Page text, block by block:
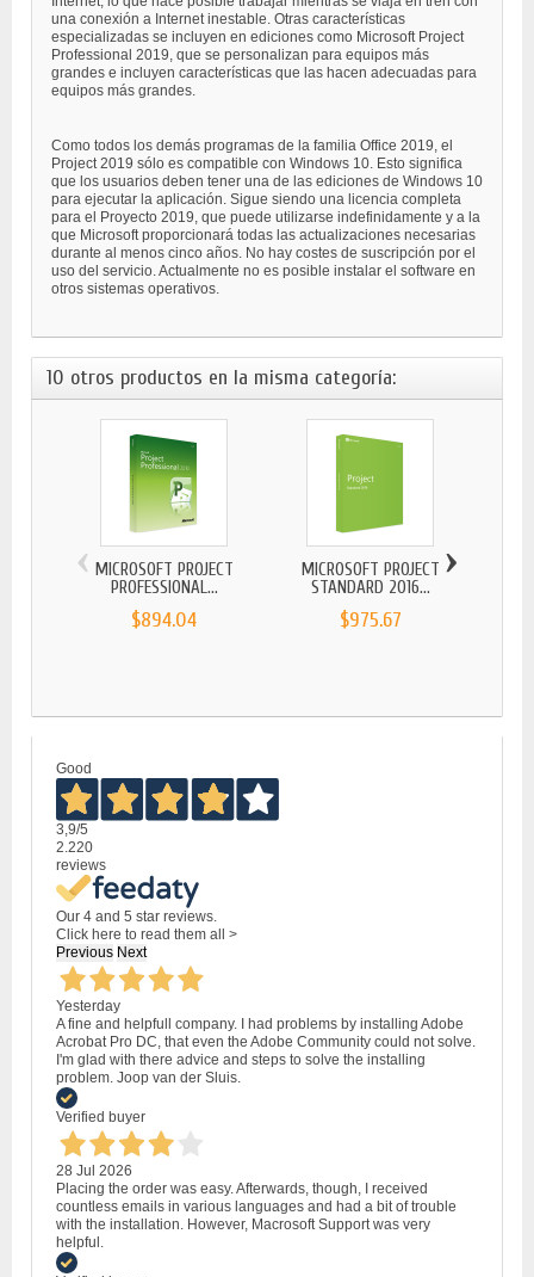
una conexión a Internet inestable. Otras características
especializadas se incluyen en ediciones como Microsoft Project
Professional 2019, que se personalizan para equipos más
grandes e incluyen características que las hacen adecuadas para
equipos más grandes.
Como todos los demás programas de la familia Office 2019, el
Project 2019 sólo es compatible con Windows 10. Esto significa
que los usuarios deben tener una de las ediciones de Windows 10
para ejecutar la aplicación. Sigue siendo una licencia completa
para el Proyecto 2019, que puede utilizarse indefinidamente y a la
que Microsoft proporcionará todas las actualizaciones necesarias
durante al menos cinco años. No hay costes de suscripción por el
uso del servicio. Actualmente no es posible instalar el software en
otros sistemas operativos.
10 otros productos en la misma categoría:
MICROSOFT PROJECT
PROFESSIONAL...
$894.04
MICROSOFT PROJECT
STANDARD 2016...
$975.67
‹ ›
Good
3,9/5
2.220
reviews
Our 4 and 5 star reviews.
Click here to read them all >
Previous Next
Yesterday
A fine and helpfull company. I had problems by installing Adobe
Acrobat Pro DC, that even the Adobe Community could not solve.
I'm glad with there advice and steps to solve the installing
problem. Joop van der Sluis.
Verified buyer
28 Jul 2026
Placing the order was easy. Afterwards, though, I received
countless emails in various languages and had a bit of trouble
with the installation. However, Macrosoft Support was very
helpful.